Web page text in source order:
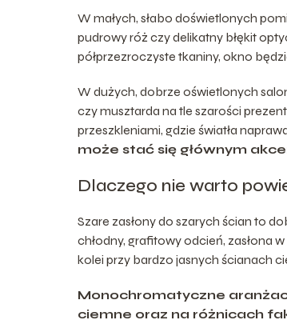
W małych, słabo doświetlonych
pudrowy róż czy delikatny błękit
półprzezroczyste tkaniny, okno
W dużych, dobrze oświetlonych
czy musztarda na tle szarości
przeszkleniami, gdzie światła
może stać się głównym
Dlaczego nie warto
Szare zasłony do szarych ścian to
chłodny, grafitowy odcień, zasłona
kolei przy bardzo jasnych ścianach
Monochromatyczne
ciemne oraz na różnicach